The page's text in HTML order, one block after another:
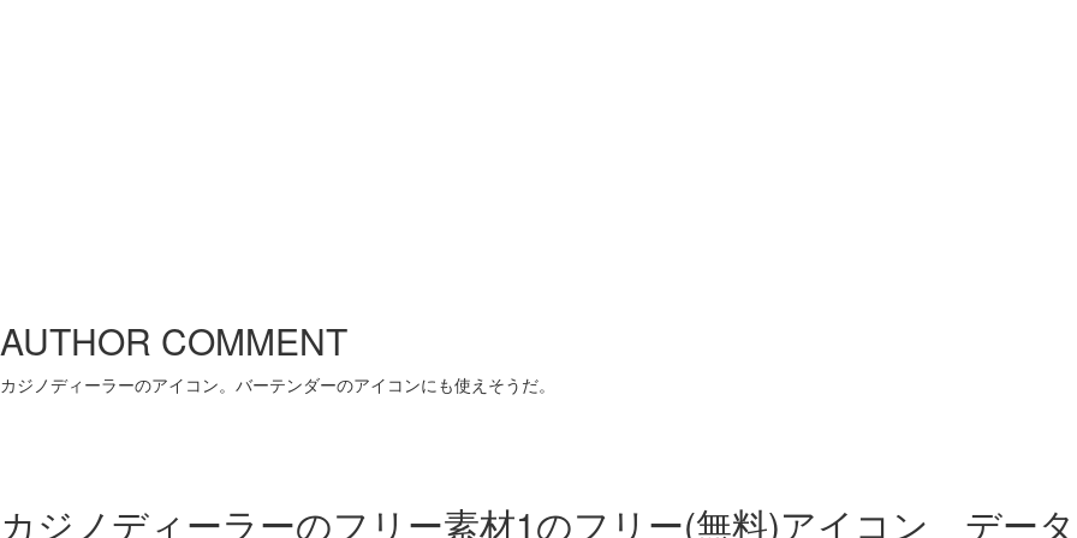
AUTHOR COMMENT
カジノディーラーのアイコン。バーテンダーのアイコンにも使えそうだ。
カジノディーラーのフリー素材1のフリー(無料)アイコン デー